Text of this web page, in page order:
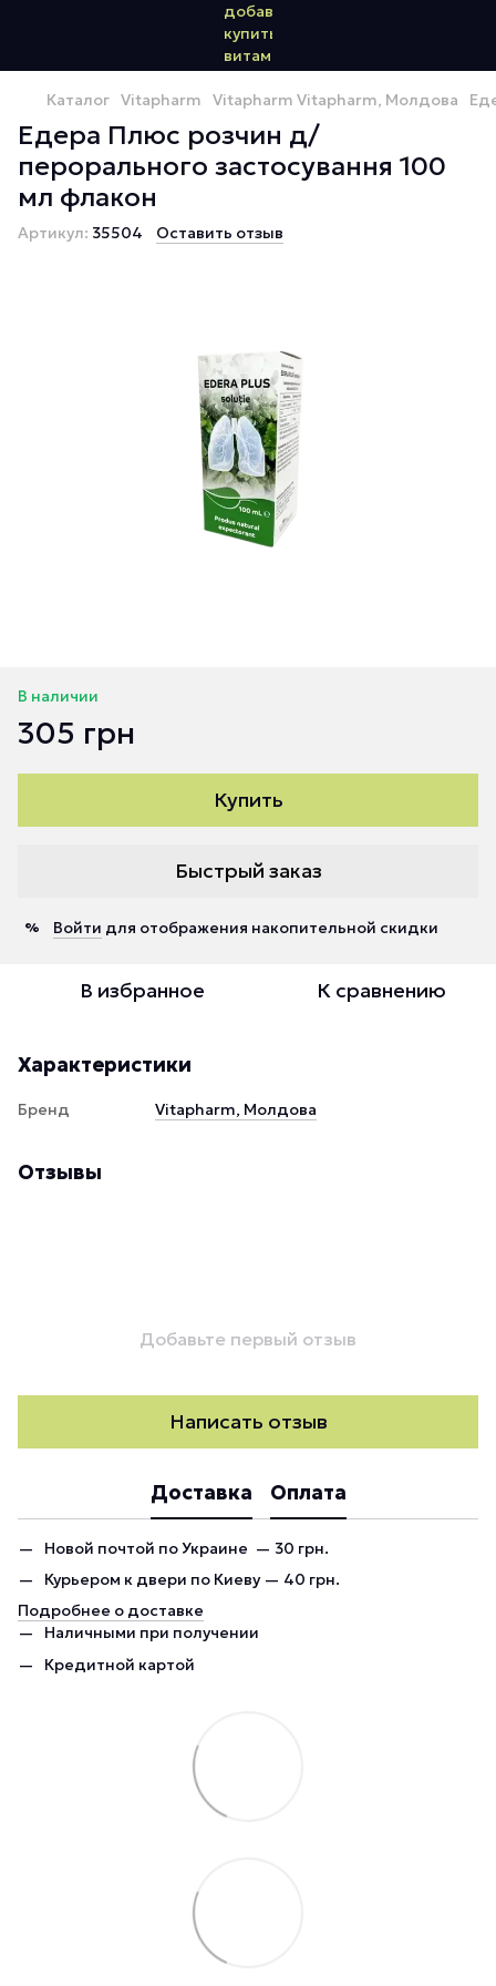
Каталог Vitapharm Vitapharm Vitapharm, Молдова
Едера Плюс розчин д/
перорального застосування 100
мл флакон
Артикул: 35504 Оставить отзыв
В наличии
305 грн
Купить
Быстрый заказ
% Войти для отображения накопительной скидки
В избранное К сравнению
Характеристики
Бренд Vitapharm, Молдова
Отзывы
Добавьте первый отзыв
Написать отзыв
Доставка Оплата
Новой почтой по Украине — 30 грн.
Курьером к двери по Киеву — 40 грн.
Подробнее о доставке
Наличными при получении
Кредитной картой